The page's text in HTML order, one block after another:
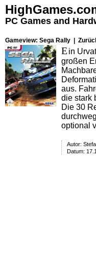
PC Games and
Gameview: Sega Rally |
Ein
großen
aus.
die stark
Die 30
optional
Autor:
Datum: